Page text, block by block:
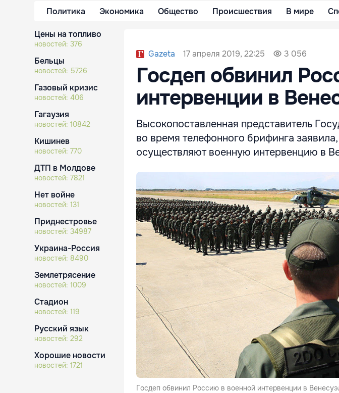
Политика Экономика Общество Происшествия В мире
Цены на топливо
новостей: 376
Бельцы
новостей: 5726
Газовый кризис
новостей: 406
Гагаузия
новостей: 10842
Кишинев
новостей: 770
ДТП в Молдове
новостей: 7821
Нет войне
новостей: 131
Приднестровье
новостей: 34987
Украина-Россия
новостей: 8490
Землетрясение
новостей: 1009
Стадион
новостей: 119
Русский язык
новостей: 292
Хорошие новости
новостей: 1721
Gazeta 17 апреля 2019, 22:25 3 056
Госдеп обвинил
интервенции в
Высокопоставленная представитель
во время телефонного брифинга
осуществляют военную интервенцию в
Госдеп обвинил Россию в военной интервенции в